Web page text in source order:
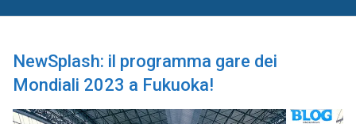
NewSplash: il programma gare dei
Mondiali 2023 a Fukuoka!